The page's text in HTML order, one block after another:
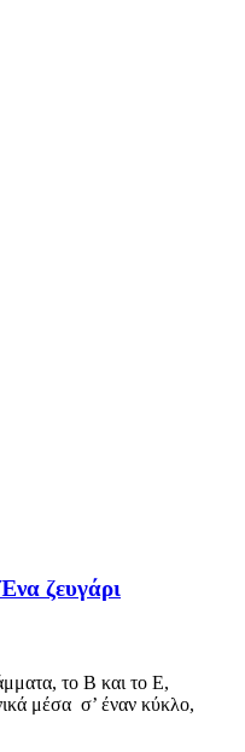
ζευγάρι
το Β και το Ε,
μέσα σ’ έναν κύκλο,